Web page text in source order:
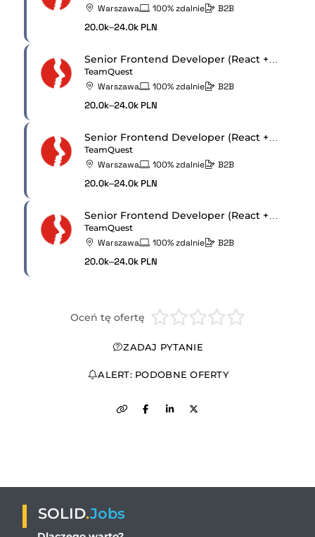
Warszawa 100% zdalnie B2B
20.0k–24.0k PLN
Senior Frontend Developer (React + React Native)
TeamQuest
Warszawa 100% zdalnie B2B
20.0k–24.0k PLN
Senior Frontend Developer (React + React Native)
TeamQuest
Warszawa 100% zdalnie B2B
20.0k–24.0k PLN
Senior Frontend Developer (React + React Native)
TeamQuest
Warszawa 100% zdalnie B2B
20.0k–24.0k PLN
Oceń tę ofertę
ZADAJ PYTANIE
ALERT: PODOBNE OFERTY
SOLID.Jobs